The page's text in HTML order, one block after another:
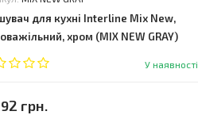
для кухні Interline Mix New,
хром (MIX NEW GRAY)
У наявності
грн.